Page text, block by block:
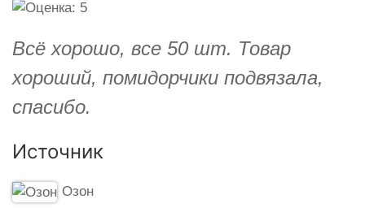
Всё хорошо, все 50 шт. Товар
хороший, помидорчики подвязала,
спасибо.
Источник
Озон